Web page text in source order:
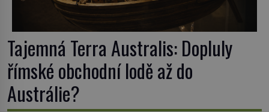
Tajemná Terra Australis: Dopluly
římské obchodní lodě až do
Austrálie?